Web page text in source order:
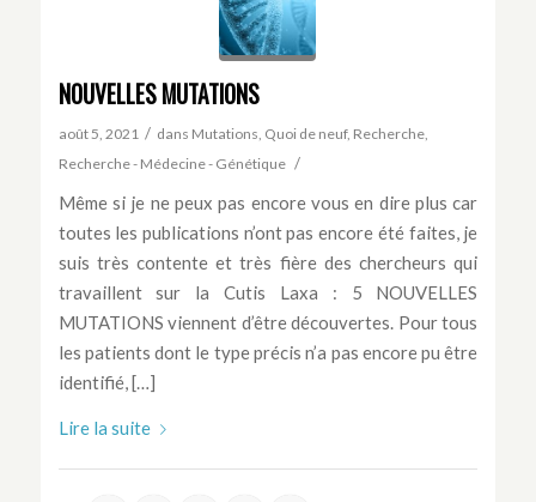
NOUVELLES MUTATIONS
août 5, 2021 / dans Mutations, Quoi de neuf, Recherche,
Recherche - Médecine - Génétique /
Même si je ne peux pas encore vous en dire plus car
toutes les publications n’ont pas encore été faites, je
suis très contente et très fière des chercheurs qui
travaillent sur la Cutis Laxa : 5 NOUVELLES
MUTATIONS viennent d’être découvertes. Pour tous
les patients dont le type précis n’a pas encore pu être
identifié, […]
Lire la suite